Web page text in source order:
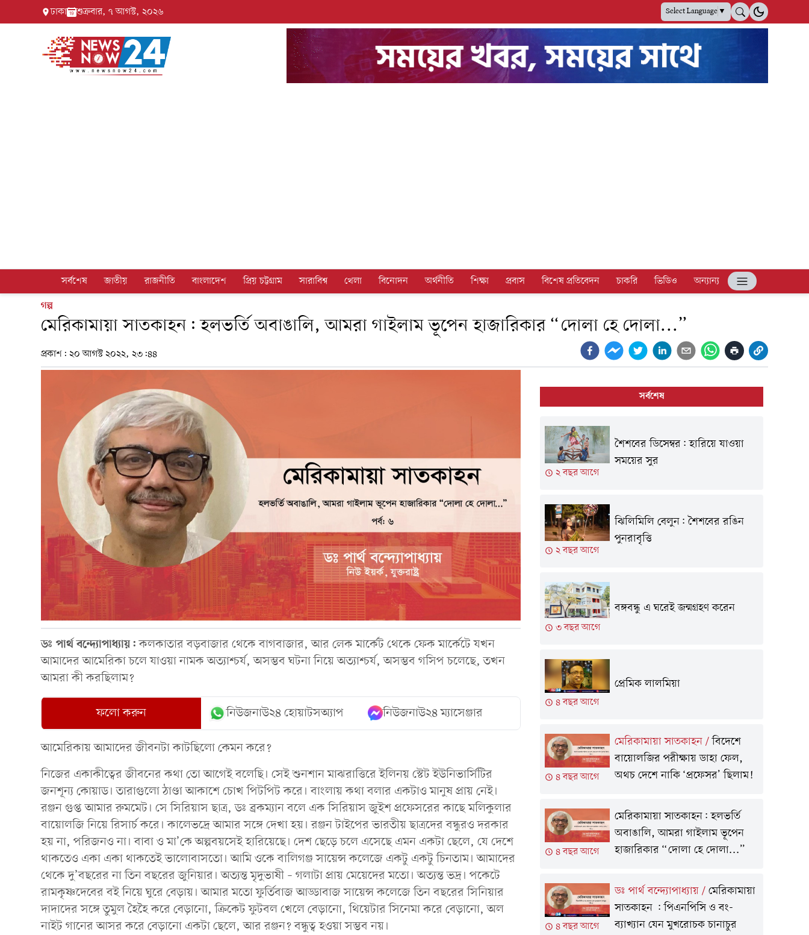
ঢাকা শুক্রবার, ৭ আগস্ট, ২০২৬ Select Language▼
সর্বশেষ জাতীয় রাজনীতি বাংলাদেশ প্রিয় চট্টগ্রাম সারাবিশ্ব খেলা বিনোদন অর্থনীতি শিক্ষা প্রবাস বিশেষ প্রতিবেদন চাকরি ভিডিও
অন্যান্য
গল্প
মেরিকামায়া সাতকাহন: হলভর্তি অবাঙালি, আমরা গাইলাম ভূপেন হাজারিকার “দোলা হে দোলা...”
প্রকাশ: ২০ আগস্ট ২০২২, ২৩:৪৪
ডঃ পার্থ বন্দ্যোপাধ্যায়:কলকাতার বড়বাজার থেকে বাগবাজার, আর লেক মার্কেট থেকে ফেক মার্কেটে যখন
আমাদের আমেরিকা চলে যাওয়া নামক অত্যাশ্চর্য, অসম্ভব ঘটনা নিয়ে অত্যাশ্চর্য, অসম্ভব গসিপ চলেছে, তখন
আমরা কী করছিলাম?
ফলো করুন নিউজনাউ২৪ হোয়াটসঅ্যাপ নিউজনাউ২৪ ম্যাসেঞ্জার
আমেরিকায় আমাদের জীবনটা কাটছিলো কেমন করে?
নিজের একাকীত্বের জীবনের কথা তো আগেই বলেছি। সেই শুনশান মাঝরাত্তিরে ইলিনয় স্টেট ইউনিভার্সিটির
জনশূন্য কোয়াড। তারাগুলো ঠাণ্ডা আকাশে চোখ পিটপিট করে। বাংলায় কথা বলার একটাও মানুষ প্রায় নেই।
রঞ্জন গুপ্ত আমার রুমমেট। সে সিরিয়াস ছাত্র, ডঃ ব্রকম্যান বলে এক সিরিয়াস জুইশ প্রফেসরের কাছে মলিকুলার
বায়োলজি নিয়ে রিসার্চ করে। কালেভদ্রে আমার সঙ্গে দেখা হয়। রঞ্জন টাইপের ভারতীয় ছাত্রদের বন্ধুরও দরকার
হয় না, পরিজনও না। বাবা ও মা’কে অল্পবয়সেই হারিয়েছে। দেশ ছেড়ে চলে এসেছে এমন একটা ছেলে, যে দেশে
থাকতেও একা একা থাকতেই ভালোবাসতো। আমি ওকে বালিগঞ্জ সায়েন্স কলেজে একটু একটু চিনতাম। আমাদের
থেকে দু’বছরের না তিন বছরের জুনিয়ার। অত্যন্ত মৃদুভাষী – গলাটা প্রায় মেয়েদের মতো। অত্যন্ত ভদ্র। পকেটে
রামকৃষ্ণদেবের বই নিয়ে ঘুরে বেড়ায়। আমার মতো ফুর্তিবাজ আড্ডাবাজ সায়েন্স কলেজে তিন বছরের সিনিয়ার
দাদাদের সঙ্গে তুমুল হৈহৈ করে বেড়ানো, ক্রিকেট ফুটবল খেলে বেড়ানো, থিয়েটার সিনেমা করে বেড়ানো, অল
নাইট গানের আসর করে বেড়ানো একটা ছেলে, আর রঞ্জন? বন্ধুত্ব হওয়া সম্ভব নয়।
সর্বশেষ
২ বছর আগে
শৈশবের ডিসেম্বর: হারিয়ে যাওয়া
সময়ের সুর
২ বছর আগে
ঝিলিমিলি বেলুন: শৈশবের রঙিন
পুনরাবৃত্তি
৩ বছর আগে
বঙ্গবন্ধু এ ঘরেই জন্মগ্রহণ করেন
৪ বছর আগে
প্রেমিক লালমিয়া
৪ বছর আগে
মেরিকামায়া সাতকাহন/বিদেশে
বায়োলজির পরীক্ষায় ডাহা ফেল,
অথচ দেশে নাকি ‘প্রফেসর’ ছিলাম!
৪ বছর আগে
মেরিকামায়া সাতকাহন: হলভর্তি
অবাঙালি, আমরা গাইলাম ভূপেন
হাজারিকার “দোলা হে দোলা...”
৪ বছর আগে
ডঃ পার্থ বন্দ্যোপাধ্যায়/ মেরিকামায়া
সাতকাহন : পিএনপিসি ও বং-
ব্যাখ্যান যেন মুখরোচক চানাচুর